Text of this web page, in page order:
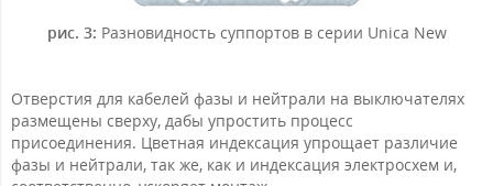
рис. 3: Разновидность суппортов в серии Unica New
Отверстия для кабелей фазы и нейтрали на выключателях
размещены сверху, дабы упростить процесс
присоединения. Цветная индексация упрощает различие
фазы и нейтрали, так же, как и индексация электросхем и,